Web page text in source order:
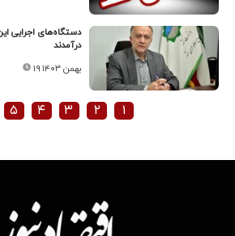
دستگاه‌های اجرایی
درآمدند
۱۹ بهمن ۱۴۰۳
۱ ۲ ۳ ۴ ۵